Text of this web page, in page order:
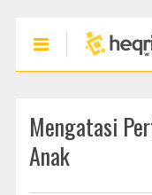
Mengatasi
Anak